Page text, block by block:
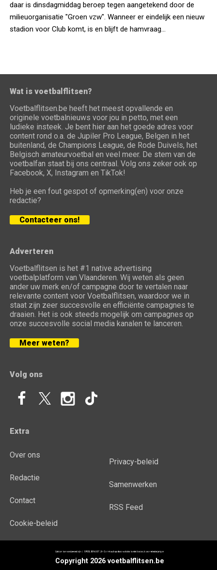
daar is dinsdagmiddag beroep tegen aangetekend door de
milieuorganisatie "Groen vzw". Wanneer er eindelijk een nieuw
stadion voor Club komt, is en blijft de hamvraag...
Wat is voetbalflitsen?
Voetbalflitsen.be heeft het meest opvallende en
originele voetbalnieuws voor jou in petto, met een
ludieke insteek. Je bent hier aan het goede adres voor
content rond o.a. de Jupiler Pro League, Belgen in het
buitenland, de Champions League, de Rode Duivels, het
Belgisch amateurvoetbal en veel meer. De stem van de
voetbalfan staat bij ons centraal. Volg ons zeker ook op
Facebook, X, Instagram en TikTok!
Heb je een fout gespot of opmerking(en) voor onze
redactie?
Contacteer ons!
Adverteren
Voetbalflitsen is het #1 native advertising
voetbalplatform van Vlaanderen. Wij weten als geen
ander uw merk en/of campagne door te vertalen naar
relevante content voor Voetbalflitsen, waardoor we in
staat zijn zeer succesvolle en efficiënte campagnes te
draaien. Het is ook steeds mogelijk om campagnes op
onze succesvolle social media kanalen te lanceren.
Meer weten?
Volg ons
Extra
Over ons
Redactie
Contact
Cookie-beleid
Privacy-beleid
Samenwerken
RSS Feed
Copyright 2026 voetbalflitsen.be